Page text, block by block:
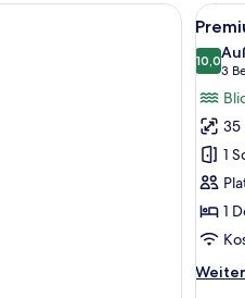
mit Bett, einem kleinen
Alle
für
7
10,010,0
3
(3
35
1
1